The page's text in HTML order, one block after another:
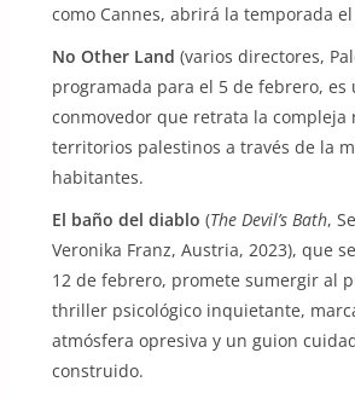
como Cannes, abrirá la temporada
No Other Land (varios directores,
programada para el 5 de febrero, es
conmovedor que retrata la compleja
territorios palestinos a través de la
habitantes.
El baño del diablo (The Devil’s Bath,
Veronika Franz, Austria, 2023), que
12 de febrero, promete sumergir al
thriller psicológico inquietante,
atmósfera opresiva y un guion
construido.